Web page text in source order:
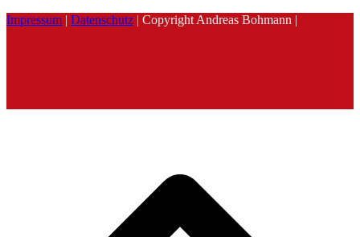
Impressum | Datenschutz | Copyright Andreas Bohmann |